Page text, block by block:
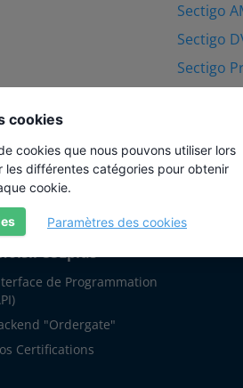
Sectigo
Sectigo
Sectigo
propos de nous
Bonnes Raisons de
SSLplus
de Programmation
"Ordergate"
Certifications
cookies
cookies que nous pouvons utiliser lors
les différentes catégories pour obtenir
cookie.
Paramètres des cookies